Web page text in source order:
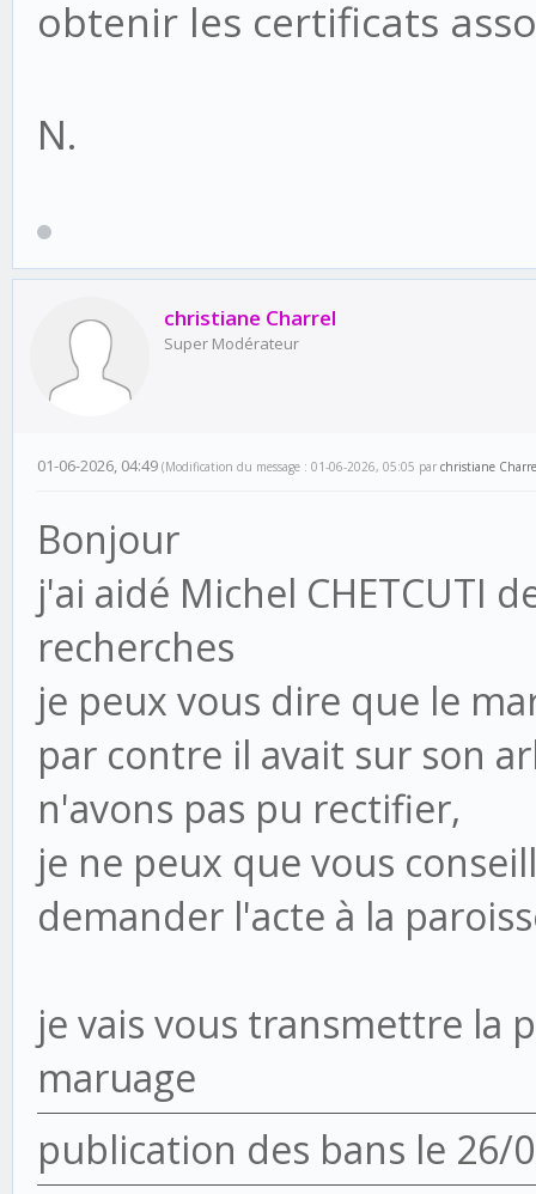
obtenir les certificats
N.
christiane Charrel
Super Modérateur
01-06-2026, 04:49 (Modification du message : 01-06-2026, 05:05 par christiane
Bonjour
j'ai aidé Michel CHETCUTI
recherches
je peux vous dire que le
par contre il avait sur son
n'avons pas pu rectifier,
je ne peux que vous
demander l'acte à la
je vais vous transmettre la
maruage
publication des bans le 26/